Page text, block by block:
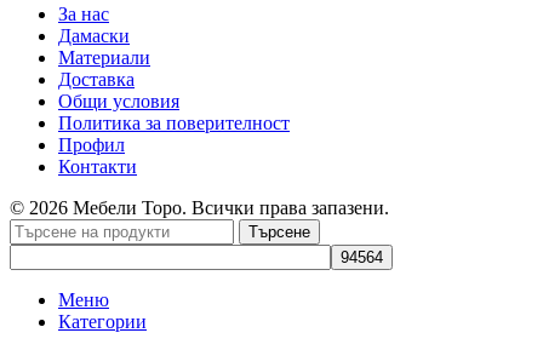
За нас
Дамаски
Материали
Доставка
Общи условия
Политика за поверителност
Профил
Контакти
© 2026 Мебели Торо. Всички права запазени.
Търсене
Меню
Категории